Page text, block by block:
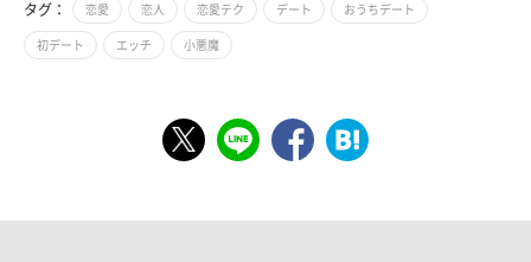
タグ： 恋愛 恋人 恋愛テク デート おうちデート
初デート エッチ 小悪魔